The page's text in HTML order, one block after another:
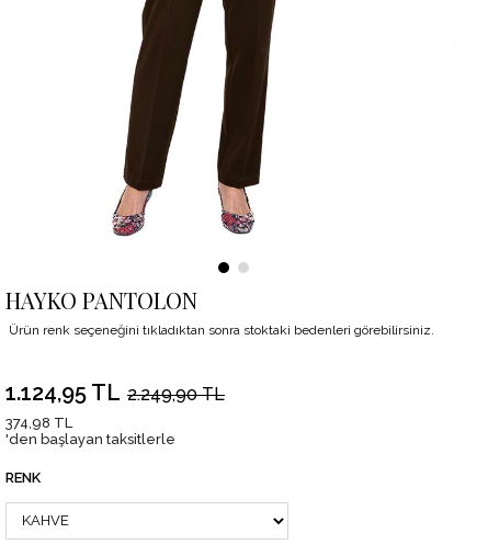
HAYKO PANTOLON
Ürün renk seçeneğini tıkladıktan sonra stoktaki bedenleri görebilirsiniz.
2.249,90 TL
1.124,95 TL
374,98 TL
'den başlayan taksitlerle
RENK